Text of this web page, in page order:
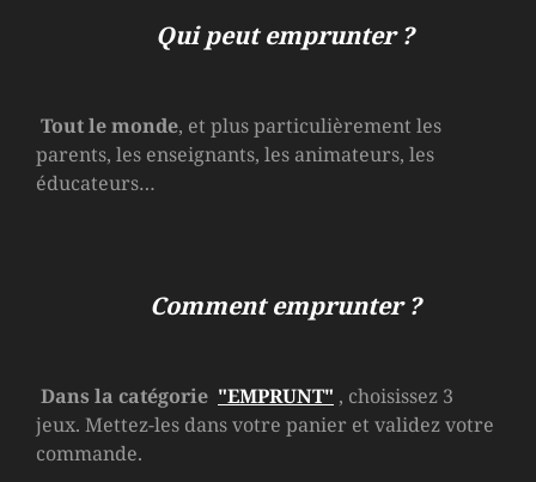
Qui peut emprunter ?
Tout le monde, et plus particulièrement les
parents, les enseignants, les animateurs, les
éducateurs…
Comment emprunter ?
Dans la catégorie "EMPRUNT" , choisissez 3
jeux. Mettez-les dans votre panier et validez votre
commande.